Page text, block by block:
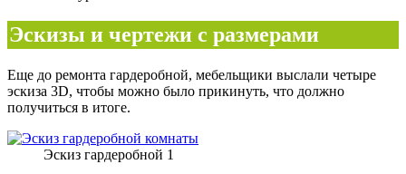
Эскизы и чертежи с размерами
Еще до ремонта гардеробной, мебельщики выслали четыре
эскиза 3D, чтобы можно было прикинуть, что должно
получиться в итоге.
Эскиз гардеробной 1